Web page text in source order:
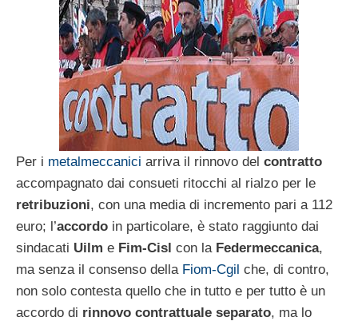
Per i metalmeccanici arriva il rinnovo del contratto
accompagnato dai consueti ritocchi al rialzo per le
retribuzioni, con una media di incremento pari a 112
euro; l’accordo in particolare, è stato raggiunto dai
sindacati Uilm e Fim-Cisl con la Federmeccanica,
ma senza il consenso della Fiom-Cgil che, di contro,
non solo contesta quello che in tutto e per tutto è un
accordo di rinnovo contrattuale separato, ma lo